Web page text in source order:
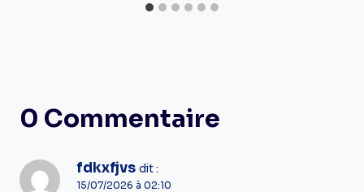
0 Commentaire
fdkxfjvs dit :
15/07/2026 à 02:10